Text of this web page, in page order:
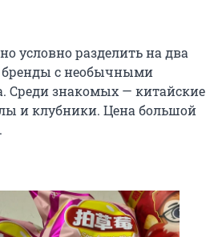
условно разделить на два
бренды с необычными
Среди знакомых — китайские
и клубники. Цена большой